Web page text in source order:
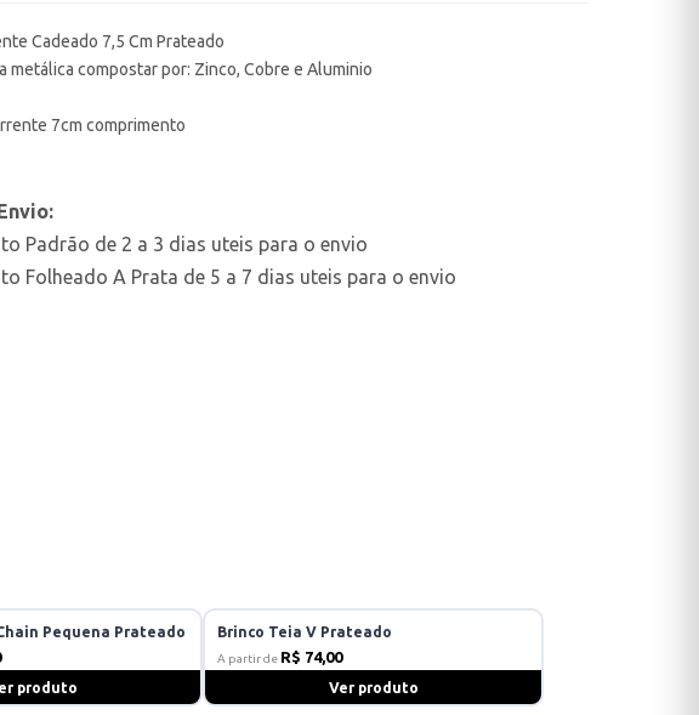
Cadeado 7,5 Cm Prateado
metálica compostar por: Zinco, Cobre e Aluminio
7cm comprimento
Padrão de 2 a 3 dias uteis para o envio
Folheado A Prata de 5 a 7 dias uteis para o envio
Pequena Prateado
produto
Brinco Teia V Prateado
A partir de R$ 74,00
Ver produto